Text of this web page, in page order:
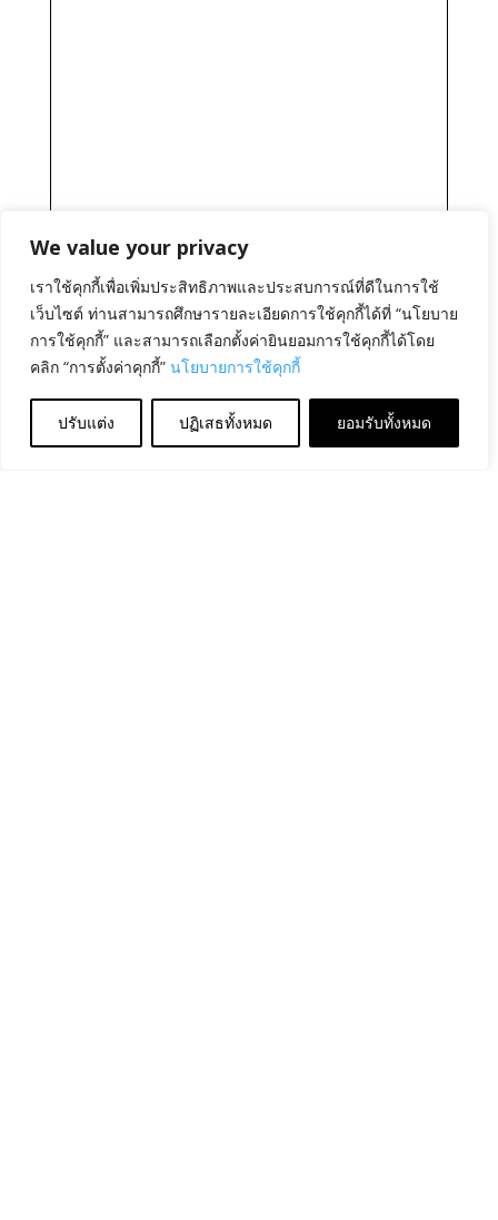
We value your privacy
เราใช้คุกกี้เพื่อเพิ่มประสิทธิภาพและประสบการณ์ที่ดีในการใช้
เว็บไซต์ ท่านสามารถศึกษารายละเอียดการใช้คุกกี้ได้ที่ “นโยบาย
การใช้คุกกี้” และสามารถเลือกตั้งค่ายินยอมการใช้คุกกี้ได้โดย
คลิก “การตั้งค่าคุกกี้” นโยบายการใช้คุกกี้
ปรับแต่ง ปฏิเสธทั้งหมด ยอมรับทั้งหมด